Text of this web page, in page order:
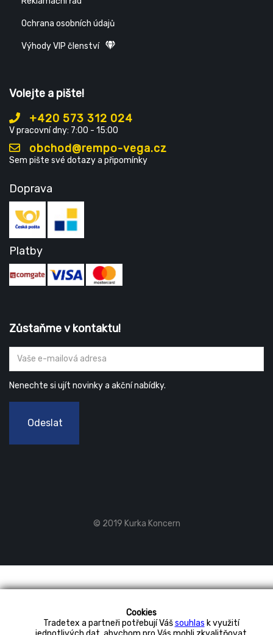
Cookies
Tradetex a partneři potřebují Vášsouhlas k využití
Ochrana osobních údajů
Výhody VIP členství
Volejte a pište!
+420 573 312 024
V pracovní dny: 7:00 - 15:00
obchod@rempo-vega.cz
Sem pište své dotazy a připomínky
Doprava
Platby
Zůstaňme v kontaktu!
Nenechte si ujít novinky a akční nabídky.
Odeslat
© 2019 Kurka Koncern